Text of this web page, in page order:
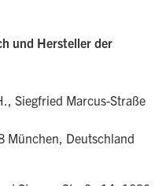
und Hersteller der
Siegfried Marcus-Straße
München, Deutschland